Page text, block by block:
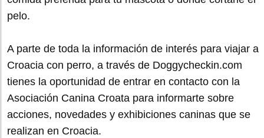
pelo.
A parte de toda la información de interés para viajar a
Croacia con perro, a través de Doggycheckin.com
tienes la oportunidad de entrar en contacto con la
Asociación Canina Croata para informarte sobre
acciones, novedades y exhibiciones caninas que se
realizan en Croacia.